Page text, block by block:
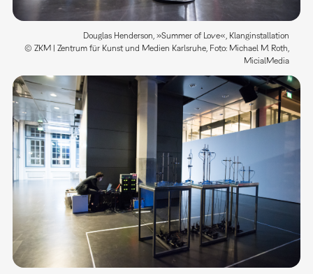
Douglas Henderson, »Summer of Love«, Klanginstallation
© ZKM | Zentrum für Kunst und Medien Karlsruhe, Foto: Michael M. Roth,
MicialMedia